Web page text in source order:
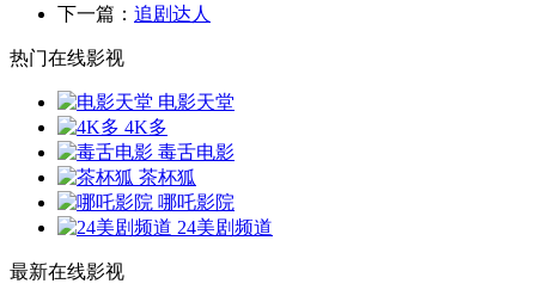
下一篇： 追剧达人
热门在线影视
电影天堂
4K多
毒舌电影
茶杯狐
哪吒影院
24美剧频道
最新在线影视